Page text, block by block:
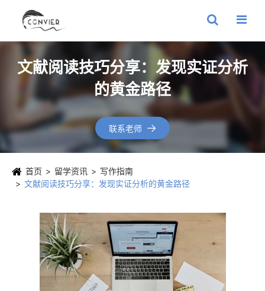
文献阅读技巧分享：发现实证分析
的黄金路径
联系老师 
首页 留学资讯
写作指南
文献阅读技巧分享：发现实证分析的黄金路径